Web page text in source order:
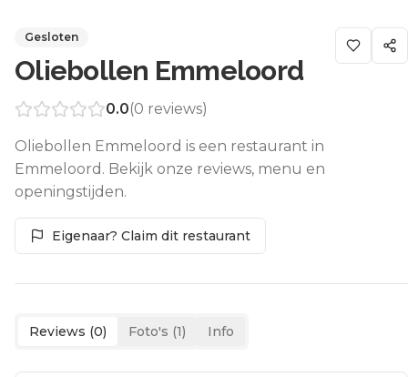
Gesloten
Oliebollen Emmeloord
0.0(0 reviews)
Oliebollen Emmeloord is een restaurant in
Emmeloord. Bekijk onze reviews, menu en
openingstijden.
Eigenaar? Claim dit restaurant
Reviews (0) Foto's (1) Info